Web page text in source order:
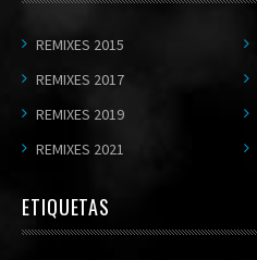
REMIXES 2015
REMIXES 2017
REMIXES 2019
REMIXES 2021
ETIQUETAS